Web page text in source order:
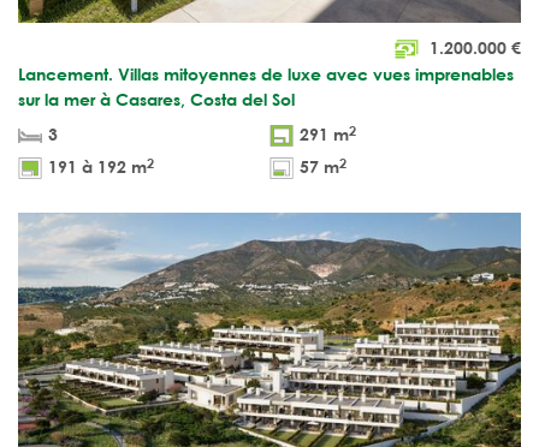
1.200.000 €
Lancement. Villas mitoyennes de luxe avec vues imprenables
sur la mer à Casares, Costa del Sol
3
291 m2
191 à 192 m2 57 m2